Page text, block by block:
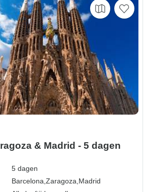
& Madrid - 5 dagen
5 dagen
Barcelona,Zaragoza, Madrid